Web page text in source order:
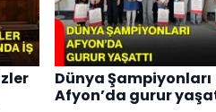
Dünya Şampiyonları
Afyon’da gurur